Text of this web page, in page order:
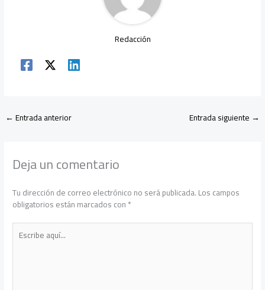
Redacción
←Entrada anterior Entrada siguiente →
Deja un comentario
Tu dirección de correo electrónico no será publicada.Los campos
obligatorios están marcados con*
Escribe
aquí...